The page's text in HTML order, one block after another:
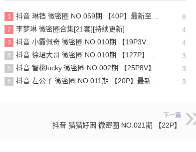
1 抖音 琳铛 微密圈 NO.059期 【40P】最新至：2024.1.10 8
2 李梦琳 微密圈合集[21套][持续更新] 4
3 抖音 小霞佩奇 微密圈 NO.010期 【19P3V】最新至：2025.5.26 4
4 抖音 徐珺大哥 微密圈 NO.010期 【127P】最新至：2024.1.19 3
5 抖音 智桃lucky 微密圈 NO.002期 【25P8V】 3
6 抖音 左公子 微密圈 NO.011期 【20P】最新至：2024.5.13 3
下一篇
抖音 猫猫好困 微密圈 NO.021期 【22P】